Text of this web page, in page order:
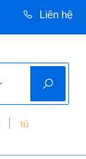
Liên hệ
tủ